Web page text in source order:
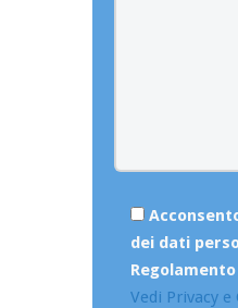
dei dati
Regolamento
Vedi Privacy